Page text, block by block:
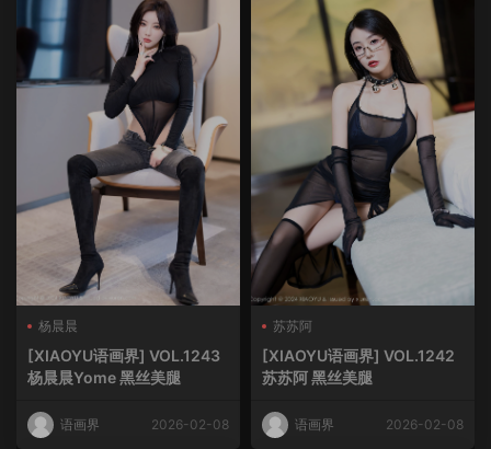
杨晨晨
[XIAOYU语画界] VOL.1243
杨晨晨Yome 黑丝美腿
语画界 2026-02-08
苏苏阿
[XIAOYU语画界] VOL.1242
苏苏阿 黑丝美腿
语画界 2026-02-08